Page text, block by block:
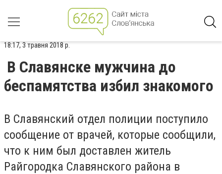
18:17, 3 травня 2018 р.
В Славянске мужчина до
беспамятства избил знакомого
В Славянский отдел полиции поступило
сообщение от врачей, которые сообщили,
что к ним был доставлен житель
Райгородка Славянского района в